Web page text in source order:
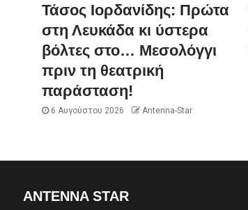
Τάσος Ιορδανίδης: Πρώτα
στη Λευκάδα κι ύστερα
βόλτες στο… Μεσολόγγι
πριν τη θεατρική
παράσταση!
6 Αυγούστου 2026 Antenna-Star
ANTENNA STAR